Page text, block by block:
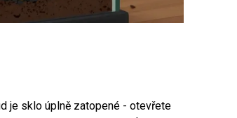
je sklo úplně zatopené - otevřete